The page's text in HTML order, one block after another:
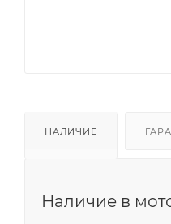
НАЛИЧИЕ
Наличие в